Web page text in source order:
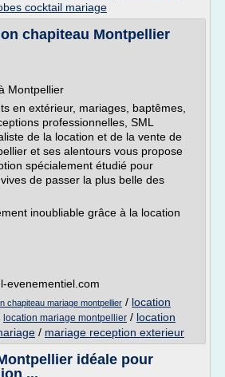
cocktail mariage
chapiteau Montpellier
Montpellier
en extérieur, mariages, baptêmes,
professionnelles, SML
de la location et de la vente de
et ses alentours vous propose
spécialement étudié pour
de passer la plus belle des
inoubliable grâce à la location
evenementiel.com
chapiteau mariage montpellier / location
location mariage montpellier / location
/ mariage reception exterieur
idéale pour
...